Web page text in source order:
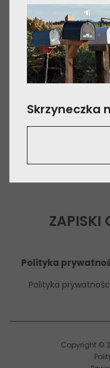
Skrzyneczka
ZAPISKI
Polityka
Polityka
Copyright ©